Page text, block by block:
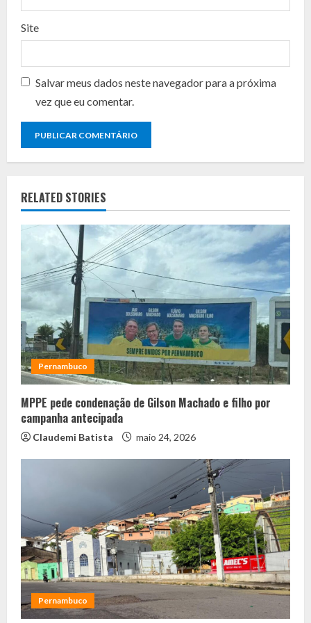
Site
Salvar meus dados neste navegador para a próxima
vez que eu comentar.
RELATED STORIES
Pernambuco
MPPE pede condenação de Gilson Machado e filho por
campanha antecipada
Claudemi Batista maio 24, 2026
Pernambuco